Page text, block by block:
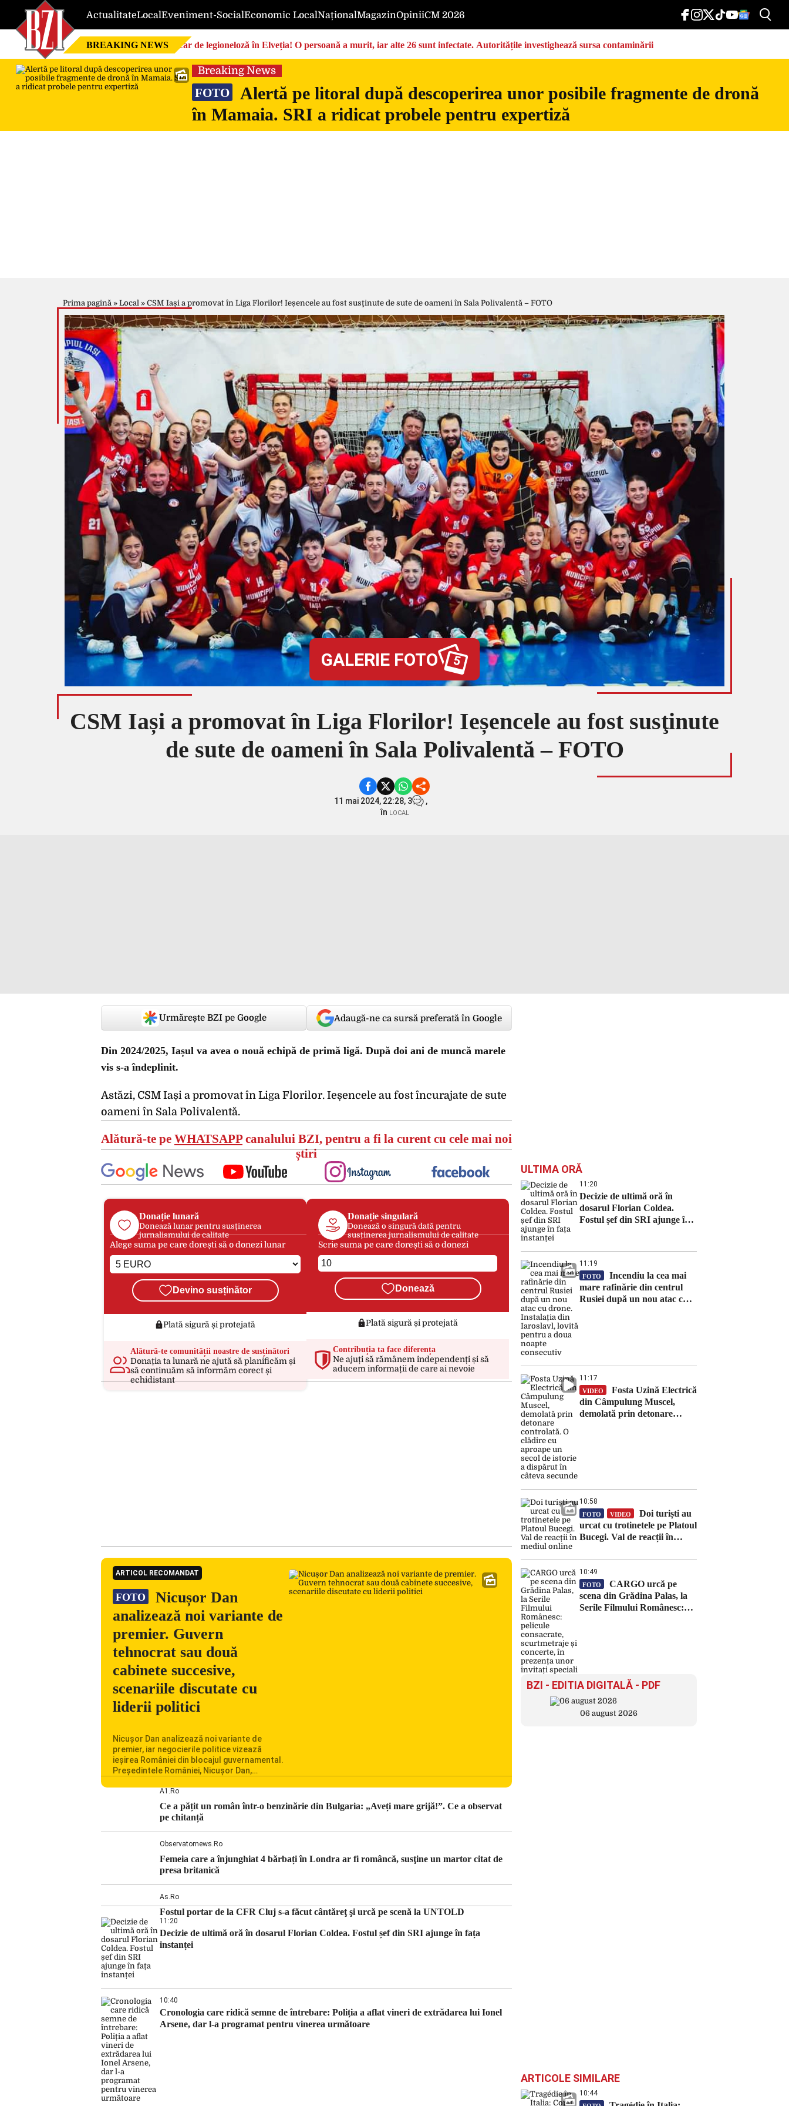
ActualitateLocalEveniment-SocialEconomic LocalNaționalMagazinOpiniiCM 2026
BREAKING NEWS Focar de legioneloză în Elveția! O persoană a murit, iar alte 26 sunt infectate. Autoritățile investighează sursa contaminării
Breaking News
FOTO
Alertă pe litoral după descoperirea unor posibile fragmente de dronă
în Mamaia. SRI a ridicat probele pentru expertiză
Prima pagină » Local » CSM Iași a promovat în Liga Florilor! Ieșencele au fost susţinute de sute de oameni în Sala Polivalentă – FOTO
GALERIE FOTO 5
CSM Iași a promovat în Liga Florilor! Ieșencele au fost susţinute
de sute de oameni în Sala Polivalentă – FOTO
11 mai 2024, 22:28, 3
,
în LOCAL
Urmărește BZI pe Google Adaugă-ne ca sursă preferată în Google
Din 2024/2025, Iașul va avea o nouă echipă de primă ligă. După doi ani de muncă marele
vis s-a îndeplinit.
Astăzi, CSM Iași a promovat în Liga Florilor. Ieșencele au fost încurajate de sute
oameni în Sala Polivalentă.
Alătură-te pe WHATSAPPcanalului BZI, pentru a fi la curent cu cele mai noi
știri
Donație lunară
Donează lunar pentru susținerea
jurnalismului de calitate
Alege suma pe care dorești să o donezi lunar
Devino susținător
Plată sigură și protejată
Alătură-te comunității noastre de susținători
Donația ta lunară ne ajută să planificăm și
să continuăm să informăm corect și
echidistant
Donație singulară
Donează o singură dată pentru
susținerea jurnalismului de calitate
Scrie suma pe care dorești să o donezi
Donează
Plată sigură și protejată
Contribuția ta face diferența
Ne ajuți să rămânem independenți și să
aducem informații de care ai nevoie
ARTICOL RECOMANDAT
FOTO
Nicușor Dan
analizează noi variante de
premier. Guvern
tehnocrat sau două
cabinete succesive,
scenariile discutate cu
liderii politici
Nicușor Dan analizează noi variante de
premier, iar negocierile politice vizează
ieșirea României din blocajul guvernamental.
Președintele României, Nicușor Dan,
consultărilor cu liderii politici. Ciprian Ciucu
vorbește despre scenariul unui guvern
tehnocrat și despre posibilitatea a două
cabinete succesive. Nicușor Dan analizează
noi variante de premier România traversează
A1.ro
Ce a pățit un român într-o benzinărie din Bulgaria: „Aveți mare grijă!”. Ce a observat
pe chitanță
Observatornews.ro
Femeia care a înjunghiat 4 bărbați în Londra ar fi româncă, susţine un martor citat de
presa britanică
As.ro
Fostul portar de la CFR Cluj s-a făcut cântăreţ şi urcă pe scenă la UNTOLD
11:20
Decizie de ultimă oră în dosarul Florian Coldea. Fostul șef din SRI ajunge în fața
instanței
10:40
Cronologia care ridică semne de întrebare: Poliția a aflat vineri de extrădarea lui Ionel
Arsene, dar l-a programat pentru vinerea următoare
ULTIMA ORĂ
11:20
Decizie de ultimă oră în
dosarul Florian Coldea.
Fostul șef din SRI ajunge în
11:19
FOTO
Incendiu la cea mai
mare rafinărie din centrul
Rusiei după un nou atac cu
11:17
VIDEO
Fosta Uzină Electrică
din Câmpulung Muscel,
demolată prin detonare
10:58
FOTO VIDEO
Doi turiști au
urcat cu trotinetele pe Platoul
Bucegi. Val de reacții în
10:49
FOTO
CARGO urcă pe
scena din Grădina Palas, la
Serile Filmului Românesc:
BZI - EDITIA DIGITALĂ - PDF
06 august 2026
ARTICOLE SIMILARE
10:44